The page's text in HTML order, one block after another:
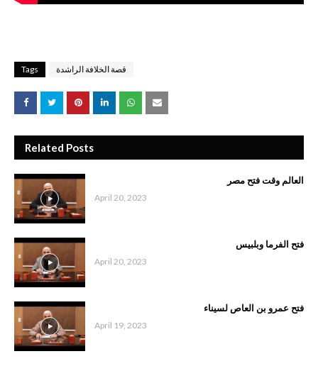
Tags قصة الخلافة الراشدة
Related Posts
العالم وقت فتح مصر
April 20, 2023
فتح الفرما وبلبيس
April 20, 2023
فتح عمرو بن العاص لسيناء
April 19, 2023